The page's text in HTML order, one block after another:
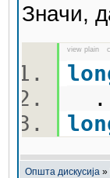
Значи,
view plain
Општа дискусија »